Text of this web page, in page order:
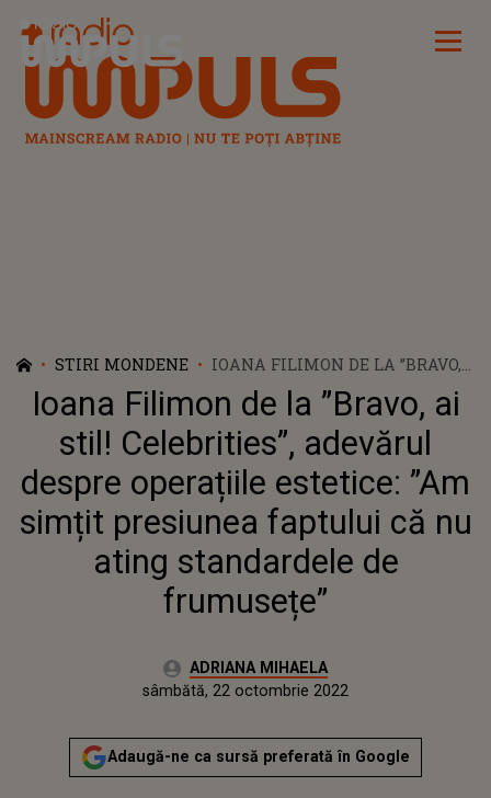
Radio Impuls
STIRI MONDENE
IOANA FILIMON DE LA ”BRAVO,
AI STIL! CELEBRITIES”,
ADEVĂRUL DESPRE OPERAȚIILE
ESTETICE: ”AM SIMȚIT
PRESIUNEA FAPTULUI CĂ NU
ATING STANDARDELE DE
FRUMUSEȚE”
Ioana Filimon de la ”Bravo, ai
stil! Celebrities”, adevărul
despre operațiile estetice: ”Am
simțit presiunea faptului că nu
ating standardele de
frumusețe”
Autor:ADRIANA MIHAELA
vineri, 22 octombrie 2021
Actualizat:
sâmbătă, 22 octombrie 2022
Adaugă-ne ca sursă preferată în Google